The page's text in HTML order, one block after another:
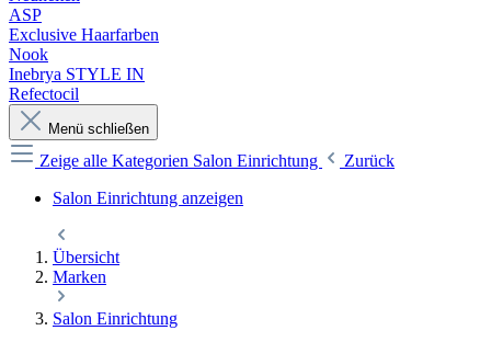
ASP
Exclusive Haarfarben
Nook
Inebrya STYLE IN
Refectocil
Menü schließen
Zeige alle Kategorien Salon Einrichtung
Zurück
Salon Einrichtung anzeigen
Übersicht
Marken
Salon Einrichtung